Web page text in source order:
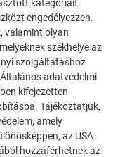
kategóriáit
engedélyezzen.
valamint olyan
székhelye az
szolgáltatáshoz
adatvédelmi
kifejezetten
Tájékoztatjuk,
amely
az USA
hozzáférhetnek az